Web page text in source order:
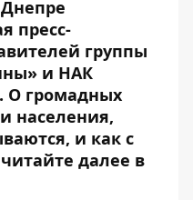
пресс-
группы
и НАК
О громадных
населения,
и как с
далее в